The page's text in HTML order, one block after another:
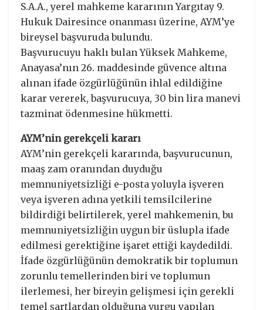
S.A.A., yerel mahkeme kararının Yargıtay 9.
Hukuk Dairesince onanması üzerine, AYM’ye
bireysel başvuruda bulundu.
Başvurucuyu haklı bulan Yüksek Mahkeme,
Anayasa’nın 26. maddesinde güvence altına
alınan ifade özgürlüğünün ihlal edildiğine
karar vererek, başvurucuya, 30 bin lira manevi
tazminat ödenmesine hükmetti.
AYM’nin gerekçeli kararı
AYM’nin gerekçeli kararında, başvurucunun,
maaş zam oranından duyduğu
memnuniyetsizliği e-posta yoluyla işveren
veya işveren adına yetkili temsilcilerine
bildirdiği belirtilerek, yerel mahkemenin, bu
memnuniyetsizliğin uygun bir üslupla ifade
edilmesi gerektiğine işaret ettiği kaydedildi.
İfade özgürlüğünün demokratik bir toplumun
zorunlu temellerinden biri ve toplumun
ilerlemesi, her bireyin gelişmesi için gerekli
temel şartlardan olduğuna vurgu yapılan